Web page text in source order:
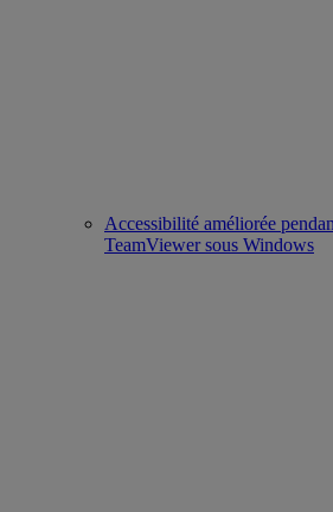
Accessibilité améliorée
TeamViewer sous Windows